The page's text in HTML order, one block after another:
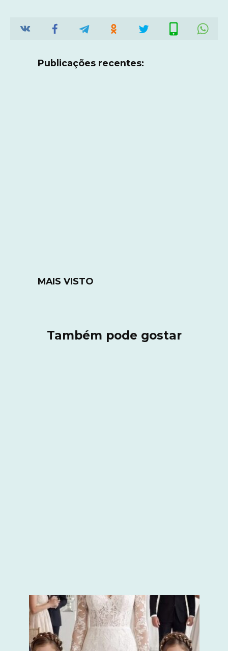
Publicações recentes:
MAIS VISTO
Também pode gostar